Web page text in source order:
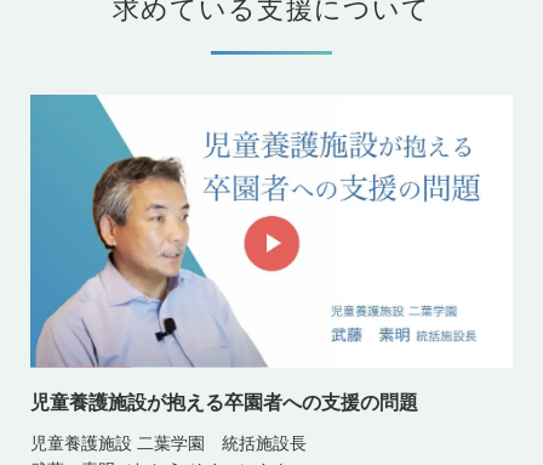
求めている支援について
児童養護施設が抱える卒園者への支援の問題
児童養護施設 二葉学園 統括施設長